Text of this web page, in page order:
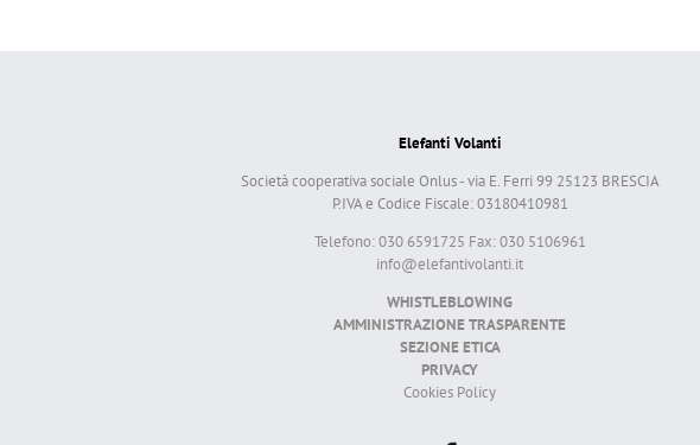
Elefanti Volanti
Società cooperativa sociale Onlus - via E. Ferri 99 25123 BRESCIA
P.IVA e Codice Fiscale: 03180410981
Telefono: 030 6591725 Fax: 030 5106961
info@elefantivolanti.it
WHISTLEBLOWING
AMMINISTRAZIONE TRASPARENTE
SEZIONE ETICA
PRIVACY
Cookies Policy